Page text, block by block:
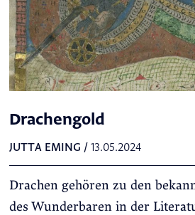
Drachengold
JUTTA EMING / 13.05.2024
Drachen gehören zu den
des Wunderbaren in der